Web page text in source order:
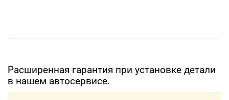
Расширенная гарантия при установке детали
в нашем автосервисе.